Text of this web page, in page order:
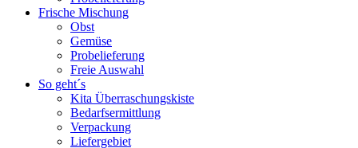
Frische Mischung
Obst
Gemüse
Probelieferung
Freie Auswahl
So geht´s
Kita Überraschungskiste
Bedarfsermittlung
Verpackung
Liefergebiet